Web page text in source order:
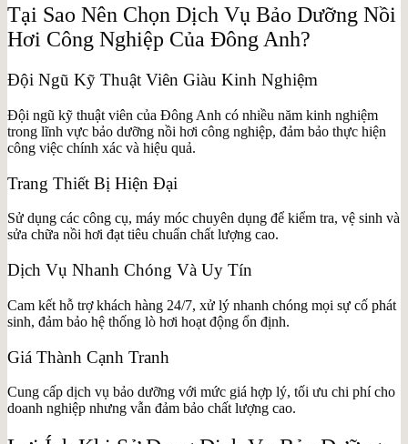
Tại Sao Nên Chọn Dịch Vụ Bảo Dưỡng Nồi
Hơi Công Nghiệp Của Đông Anh?
Đội Ngũ Kỹ Thuật Viên Giàu Kinh Nghiệm
Đội ngũ kỹ thuật viên của Đông Anh có nhiều năm kinh nghiệm
trong lĩnh vực bảo dưỡng nồi hơi công nghiệp, đảm bảo thực hiện
công việc chính xác và hiệu quả.
Trang Thiết Bị Hiện Đại
Sử dụng các công cụ, máy móc chuyên dụng để kiểm tra, vệ sinh và
sửa chữa nồi hơi đạt tiêu chuẩn chất lượng cao.
Dịch Vụ Nhanh Chóng Và Uy Tín
Cam kết hỗ trợ khách hàng 24/7, xử lý nhanh chóng mọi sự cố phát
sinh, đảm bảo hệ thống lò hơi hoạt động ổn định.
Giá Thành Cạnh Tranh
Cung cấp dịch vụ bảo dưỡng với mức giá hợp lý, tối ưu chi phí cho
doanh nghiệp nhưng vẫn đảm bảo chất lượng cao.